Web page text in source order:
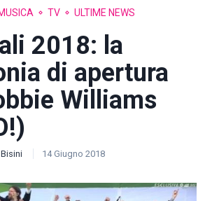
TV ULTIME NEWS
2018: la
di apertura
Williams
14 Giugno 2018